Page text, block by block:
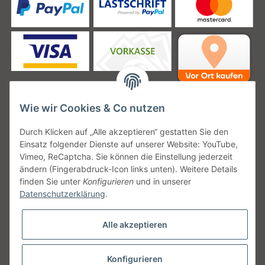
Unsere Versanddienstleister
Unsere Communities
Vertrag widerrufen
Wie wir Cookies & Co nutzen
Durch Klicken auf „Alle akzeptieren“ gestatten Sie den
Einsatz folgender Dienste auf unserer Website: YouTube,
Vimeo, ReCaptcha. Sie können die Einstellung jederzeit
ändern (Fingerabdruck-Icon links unten). Weitere Details
finden Sie unter Konfigurieren und in unserer
Datenschutzerklärung.
Alle akzeptieren
Konfigurieren